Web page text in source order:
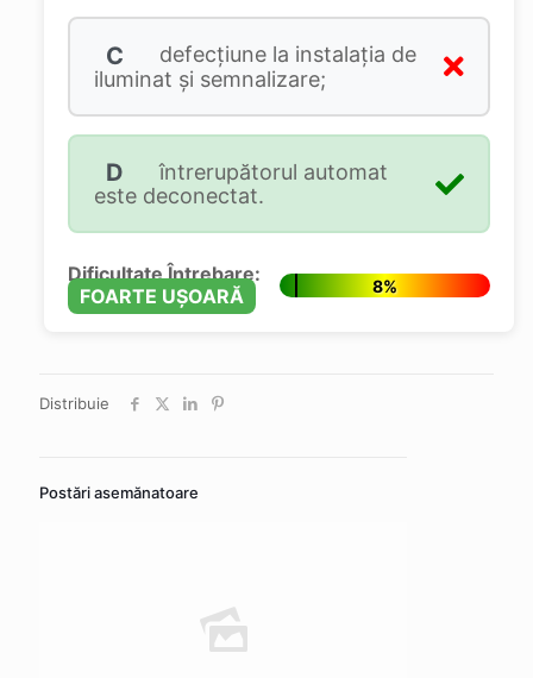
C
defecțiune la instalația de
iluminat și semnalizare;
D
întrerupătorul automat
este deconectat.
Dificultate Întrebare:
FOARTE UȘOARĂ
8%
Distribuie
Postări asemănatoare